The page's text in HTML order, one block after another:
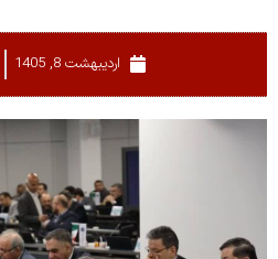
اردیبهشت 8, 1405